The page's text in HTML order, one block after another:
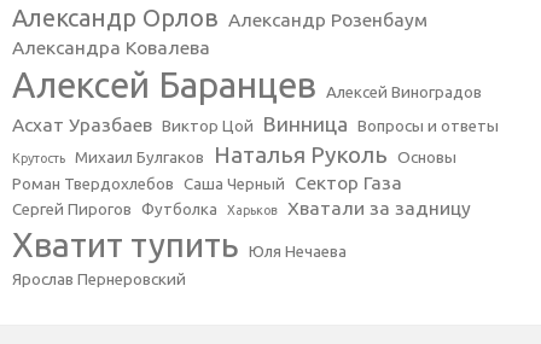
Александр Орлов Александр Розенбаум
Александра Ковалева
Алексей Баранцев Алексей Виноградов
Асхат Уразбаев Виктор Цой Винница Вопросы и ответы
Крутость Михаил Булгаков Наталья Руколь Основы
Роман Твердохлебов Саша Черный Сектор Газа
Сергей Пирогов Футболка Харьков Хватали за задницу
Хватит тупить Юля Нечаева
Ярослав Пернеровский